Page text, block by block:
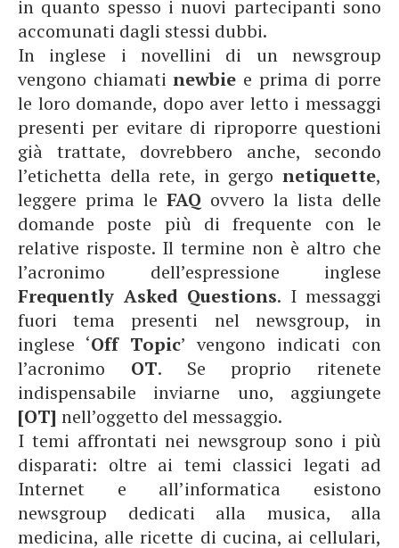
in quanto spesso i nuovi partecipanti sono
accomunati dagli stessi dubbi.
In inglese i novellini di un newsgroup
vengono chiamatinewbie e prima di porre
le loro domande, dopo aver letto i messaggi
presenti per evitare di riproporre questioni
già trattate, dovrebbero anche, secondo
l’etichetta della rete, in gergo netiquette,
leggere prima le FAQ ovvero la lista delle
domande poste più di frequente con le
relative risposte. Il termine non è altro che
l’acronimo dell’espressione inglese
Frequently Asked Questions. I messaggi
fuori tema presenti nel newsgroup, in
inglese ‘Off Topic’ vengono indicati con
l’acronimo OT. Se proprio ritenete
indispensabile inviarne uno, aggiungete
[OT] nell’oggetto del messaggio.
I temi affrontati nei newsgroup sono i più
disparati: oltre ai temi classici legati ad
Internet e all’informatica esistono
newsgroup dedicati alla musica, alla
medicina, alle ricette di cucina, ai cellulari,